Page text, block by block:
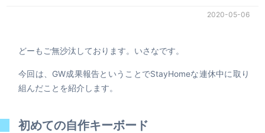
2020-05-06
どーもご無沙汰しております。いさなです。
今回は、GW成果報告ということでStayHomeな連休中に取り
組んだことを紹介します。
初めての自作キーボード